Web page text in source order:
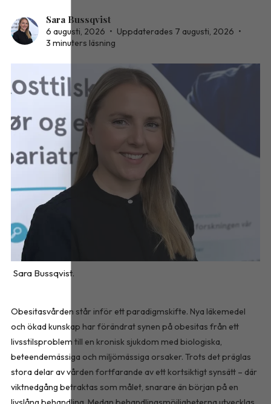
Sara Bussqvist
6 augusti, 2026 • Uppdaterades 7 augusti, 2026 •
3 minuters läsning
Sara Bussqvist.
Obesitasvården står inför ett paradigmskifte. Nya läkemedel
och ökad kunskap har förändrat synen på obesitas från ett
livsstilsproblem till en kronisk sjukdom med biologiska,
beteendemässiga och miljömässiga orsaker. Trots det präglas
stora delar av vården fortfarande av ett kortsiktigt synsätt – där
viktnedgång betraktas som målet, snarare än början på en